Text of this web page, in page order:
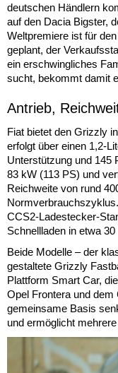
deutschen Händlern
auf den Dacia Bigster,
Weltpremiere ist für
geplant, der
ein erschwingliches
sucht, bekommt damit
Antrieb,
Fiat bietet den Grizzly
erfolgt über einen 1,2-
Unterstützung und 145
83 kW (113 PS) und
Reichweite von rund
CCS2-Ladestecker-
Schnellladen in etwa
Beide Modelle – der
gestaltete Grizzly
Plattform Smart Car,
Opel Frontera und
gemeinsame Basis
und ermöglicht